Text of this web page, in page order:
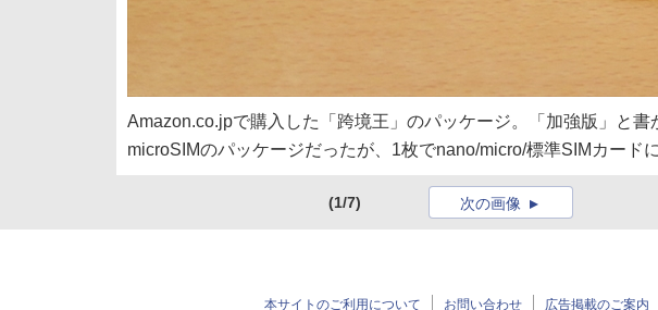
Amazon.co.jpで購入した「跨境王」のパッケージ。「加強版」と
microSIMのパッケージだったが、1枚でnano/micro/標準SIMカード
(1/7) 次の画像
本サイトのご利用について お問い合わせ 広告掲載のご案内